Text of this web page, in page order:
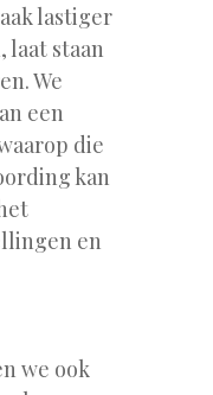
lastiger
staan
We
een
die
kan
en
we ook